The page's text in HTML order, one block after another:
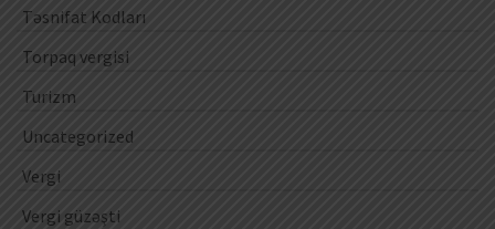
Təsnifat Kodları
Torpaq vergisi
Turizm
Uncategorized
Vergi
Vergi güzəşti